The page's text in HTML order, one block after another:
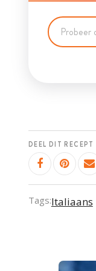
DEEL DIT RECEPT
Tags:Italiaans